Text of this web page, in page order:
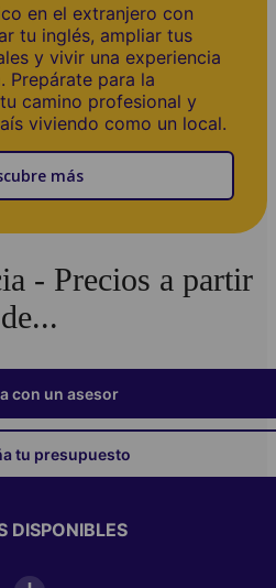
en el extranjero con
tu inglés, ampliar tus
y vivir una experiencia
Prepárate para la
camino profesional y
viviendo como un local.
más
- Precios a partir
de...
con un asesor
tu presupuesto
DISPONIBLES